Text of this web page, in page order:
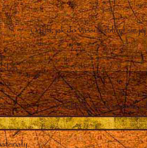
O tym, jak do Vassuli zbliżył się
Działania, sprawozdania i